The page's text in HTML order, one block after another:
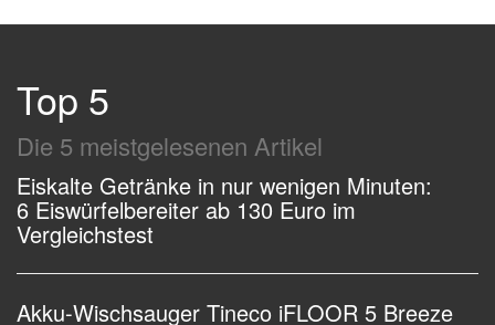
Top 5
Die 5 meistgelesenen Artikel
Eiskalte Getränke in nur wenigen Minuten:
6 Eiswürfelbereiter ab 130 Euro im
Vergleichstest
Akku-Wischsauger Tineco iFLOOR 5 Breeze